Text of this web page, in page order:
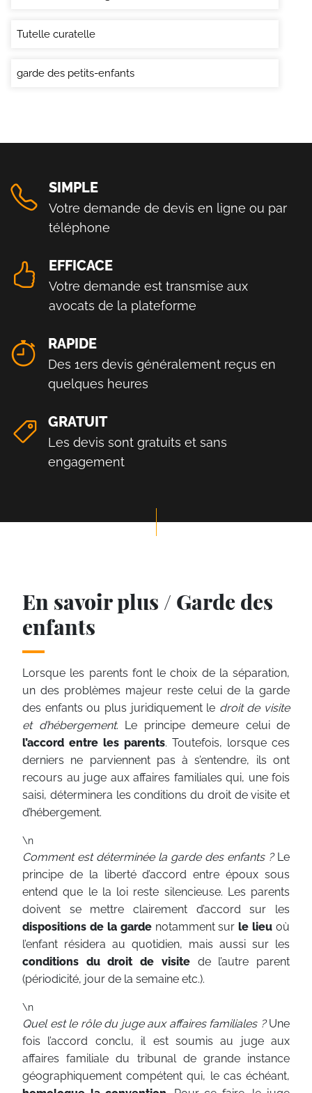
Tutelle curatelle
garde des petits-enfants
SIMPLE
Votre demande de devis en ligne ou par
téléphone
EFFICACE
Votre demande est transmise aux
avocats de la plateforme
RAPIDE
Des 1ers devis généralement reçus en
quelques heures
GRATUIT
Les devis sont gratuits et sans
engagement
En savoir plus / Garde des
enfants
Lorsque les parents font le choix de la séparation,
un des problèmes majeur reste celui de la garde
des enfants ou plus juridiquement le droit de visite
et d’hébergement. Le principe demeure celui de
l’accord entre les parents. Toutefois, lorsque ces
derniers ne parviennent pas à s’entendre, ils ont
recours au juge aux affaires familiales qui, une fois
saisi, déterminera les conditions du droit de visite et
d’hébergement.
\n
Comment est déterminée la garde des enfants ? Le
principe de la liberté d’accord entre époux sous
entend que le la loi reste silencieuse. Les parents
doivent se mettre clairement d’accord sur les
dispositions de la gardenotamment surle lieu où
l’enfant résidera au quotidien, mais aussi sur les
conditions du droit de visitede l’autre parent
(périodicité, jour de la semaine etc.).
\n
Quel est le rôle du juge aux affaires familiales ?Une
fois l’accord conclu, il est soumis au juge aux
affaires familiale du tribunal de grande instance
géographiquement compétent qui, le cas échéant,